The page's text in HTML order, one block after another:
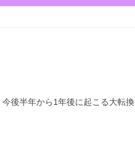
後半年から1年後に起こる大転換